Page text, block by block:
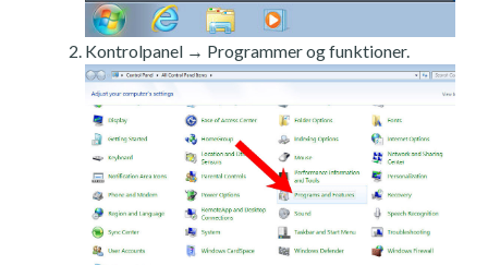
Kontrolpanel → Programmer og funktioner.